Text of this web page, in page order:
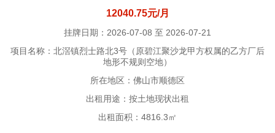
12040.75元/月
挂牌日期：2026-07-08 至 2026-07-21
项目名称：北滘镇烈士路北3号（原碧江聚沙龙甲方权属的乙方厂后
地形不规则空地）
所在地区：佛山市顺德区
出租用途：按土地现状出租
出租面积：4816.3㎡